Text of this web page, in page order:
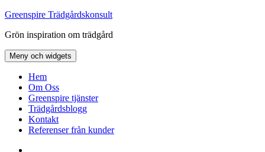
Hoppa
innehåll
Greenspire Trädgårdskonsult
Grön inspiration om trädgård
Meny och widgets
Hem
Om Oss
Greenspire tjänster
Trädgårdsblogg
Kontakt
Referenser från kunder